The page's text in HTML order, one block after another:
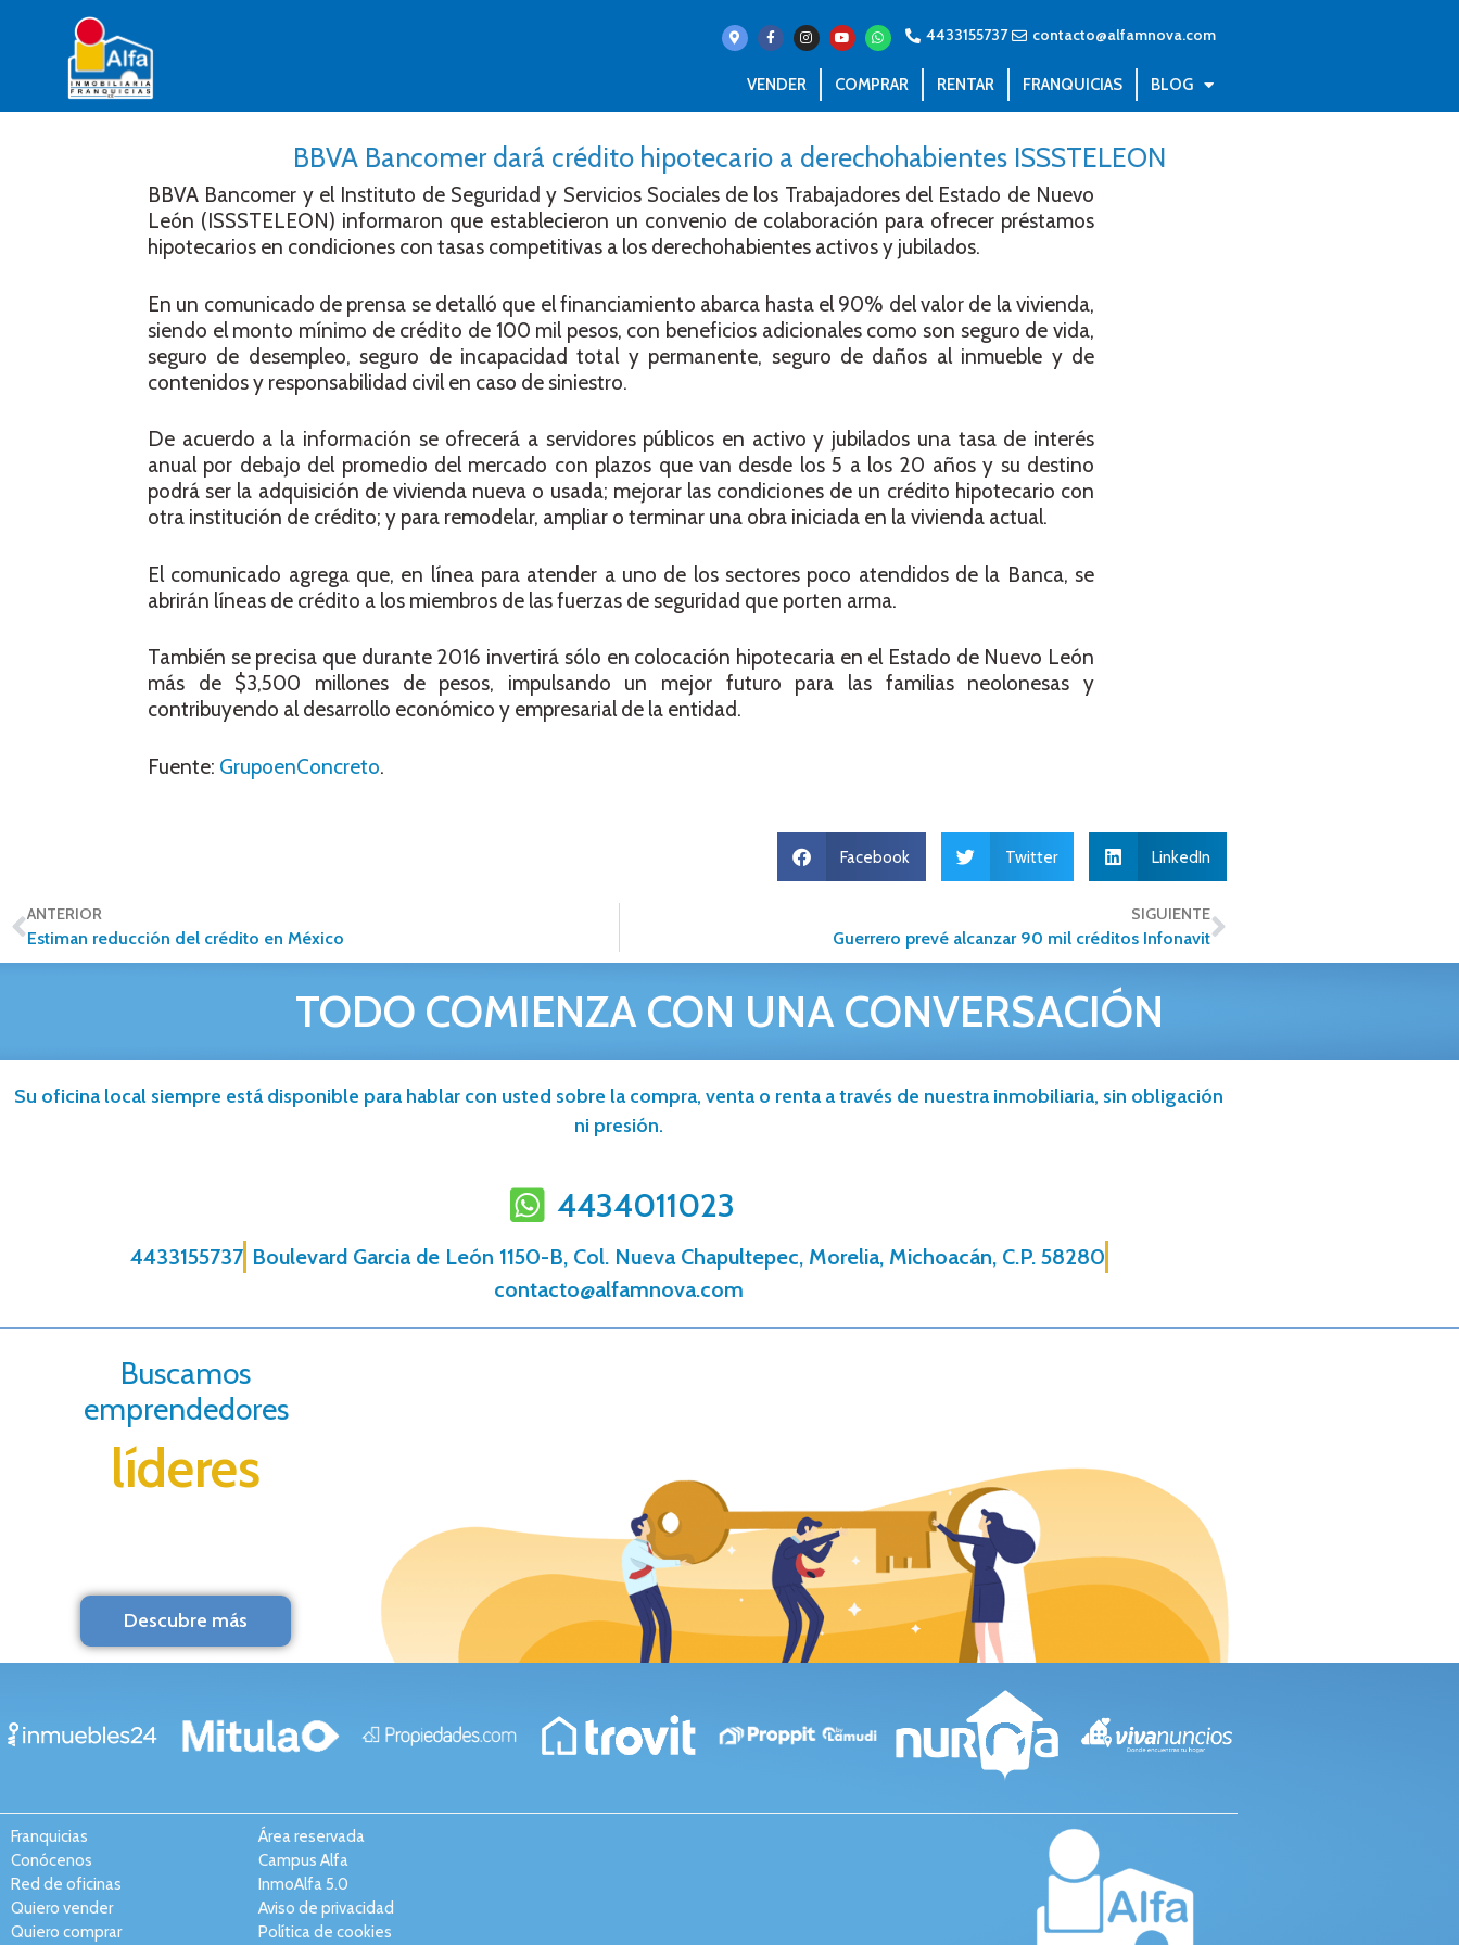
4433155737 contacto@alfamnova.com
VENDER COMPRAR RENTAR FRANQUICIAS BLOG
BBVA Bancomer dará crédito hipotecario a derechohabientes ISSSTELEON
BBVA Bancomer y el Instituto de Seguridad y Servicios Sociales de los Trabajadores del Estado de Nuevo
León (ISSSTELEON) informaron que establecieron un convenio de colaboración para ofrecer préstamos
hipotecarios en condiciones con tasas competitivas a los derechohabientes activos y jubilados.
En un comunicado de prensa se detalló que el financiamiento abarca hasta el 90% del valor de la vivienda,
siendo el monto mínimo de crédito de 100 mil pesos, con beneficios adicionales como son seguro de vida,
seguro de desempleo, seguro de incapacidad total y permanente, seguro de daños al inmueble y de
contenidos y responsabilidad civil en caso de siniestro.
De acuerdo a la información se ofrecerá a servidores públicos en activo y jubilados una tasa de interés
anual por debajo del promedio del mercado con plazos que van desde los 5 a los 20 años y su destino
podrá ser la adquisición de vivienda nueva o usada; mejorar las condiciones de un crédito hipotecario con
otra institución de crédito; y para remodelar, ampliar o terminar una obra iniciada en la vivienda actual.
El comunicado agrega que, en línea para atender a uno de los sectores poco atendidos de la Banca, se
abrirán líneas de crédito a los miembros de las fuerzas de seguridad que porten arma.
También se precisa que durante 2016 invertirá sólo en colocación hipotecaria en el Estado de Nuevo León
más de $3,500 millones de pesos, impulsando un mejor futuro para las familias neolonesas y
contribuyendo al desarrollo económico y empresarial de la entidad.
Fuente: GrupoenConcreto.
Facebook Twitter LinkedIn
ANTERIOR
Estiman reducción del crédito en México
SIGUIENTE
Guerrero prevé alcanzar 90 mil créditos Infonavit
TODO COMIENZA CON UNA CONVERSACIÓN
Su oficina local siempre está disponible para hablar con usted sobre la compra, venta o renta a través de nuestra inmobiliaria, sin obligación
ni presión.
4434011023
4433155737 Boulevard Garcia de León 1150-B, Col. Nueva Chapultepec, Morelia, Michoacán, C.P. 58280
contacto@alfamnova.com
Buscamos
emprendedores
líderes
Descubre más
Franquicias
Conócenos
Red de oficinas
Quiero vender
Quiero comprar
Área reservada
Campus Alfa
InmoAlfa 5.0
Aviso de privacidad
Política de cookies